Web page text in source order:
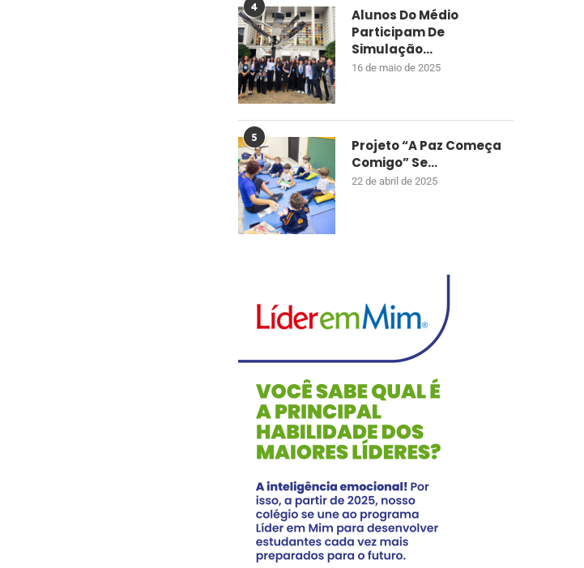
4
Alunos Do Médio
Participam De
Simulação...
16 de maio de 2025
5
Projeto “A Paz Começa
Comigo” Se...
22 de abril de 2025